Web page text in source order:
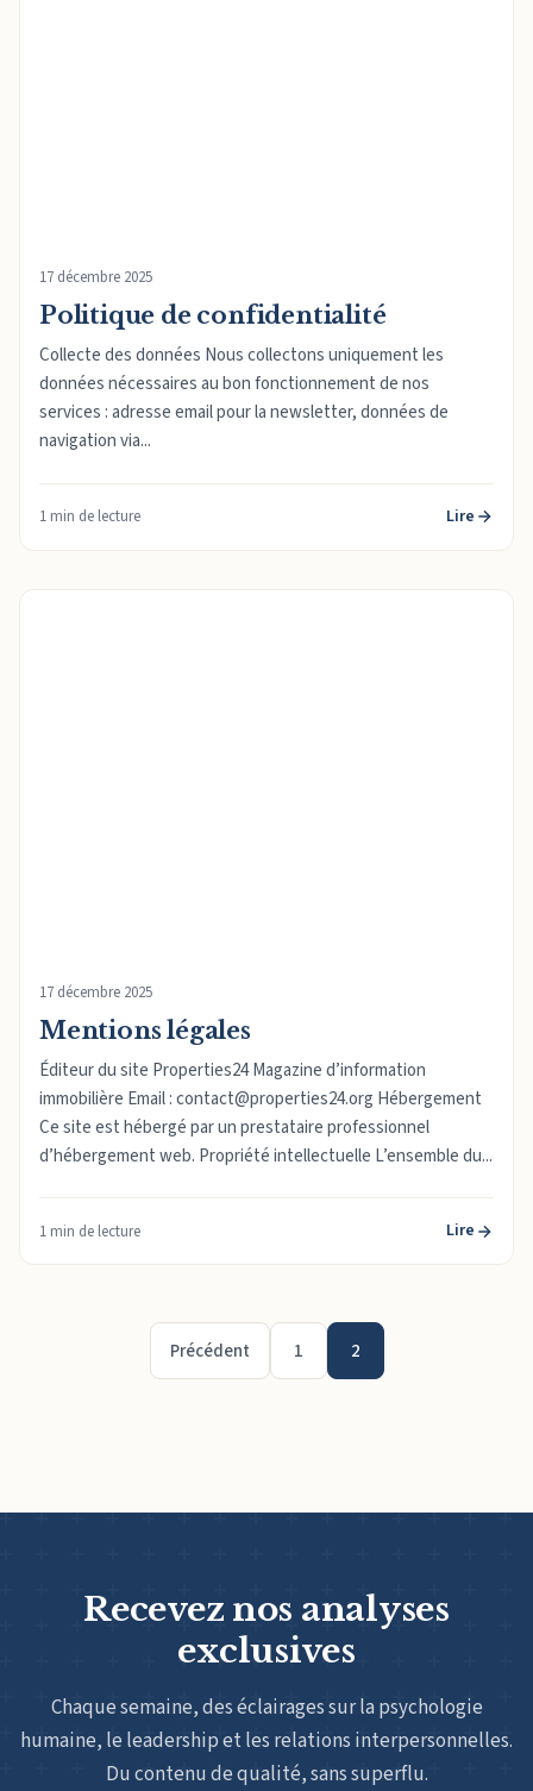
17 décembre 2025
Politique de confidentialité
Collecte des données Nous collectons uniquement les
données nécessaires au bon fonctionnement de nos
services : adresse email pour la newsletter, données de
navigation via...
1 min de lecture Lire
17 décembre 2025
Mentions légales
Éditeur du site Properties24 Magazine d’information
immobilière Email : contact@properties24.org Hébergement
Ce site est hébergé par un prestataire professionnel
d’hébergement web. Propriété intellectuelle L’ensemble du...
1 min de lecture Lire
Précédent 1 2
Recevez nos analyses
exclusives
Chaque semaine, des éclairages sur la psychologie
humaine, le leadership et les relations interpersonnelles.
Du contenu de qualité, sans superflu.